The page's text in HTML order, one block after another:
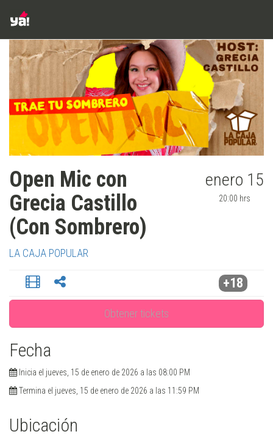
Open Mic con
Grecia Castillo
(Con Sombrero)
LA CAJA POPULAR
enero 15
20:00 hrs
+18
Obtener tickets
Fecha
Inicia el jueves, 15 de enero de 2026 a las 08:00 PM
Termina el jueves, 15 de enero de 2026 a las 11:59 PM
Ubicación